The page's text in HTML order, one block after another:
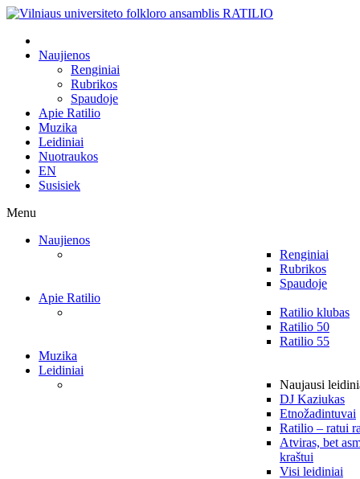
Naujienos
Renginiai
Rubrikos
Spaudoje
Apie Ratilio
Muzika
Leidiniai
Nuotraukos
EN
Susisiek
Menu
Naujienos
Renginiai
Rubrikos
Spaudoje
Apie Ratilio
Ratilio klubas
Ratilio 50
Ratilio 55
Muzika
Leidiniai
Naujausi
DJ Kaziukas
Etnožadintuvai
Ratilio – ratui
Atviras, bet
kraštui
Visi leidiniai